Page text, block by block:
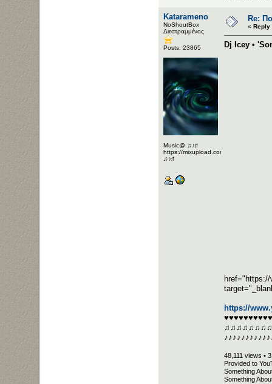
Katarameno
NoShoutBox
Διεστραμμένος
Posts: 23865
Music@ ♫♪♯
https://mixupload.com/u/Katarameno/
♫♪♯
Re:
« Reply
Dj Icey •
https://
48,111 views •
Provided to
Something
Something